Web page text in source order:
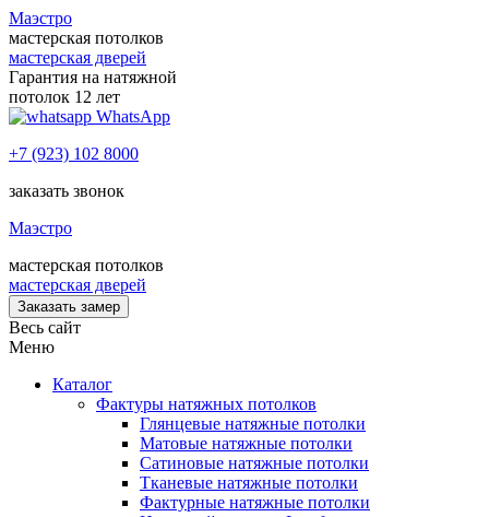
Маэстро
мастерская потолков
мастерская дверей
Гарантия на натяжной
потолок 12 лет
WhatsApp
+7 (923) 102 8000
заказать звонок
Маэстро
мастерская потолков
мастерская дверей
Заказать замер
Весь сайт
Меню
Каталог
Фактуры натяжных потолков
Глянцевые натяжные потолки
Матовые натяжные потолки
Сатиновые натяжные потолки
Тканевые натяжные потолки
Фактурные натяжные потолки